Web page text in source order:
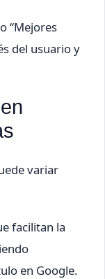
“Mejores
del usuario y
variar
facilitan la
en Google.